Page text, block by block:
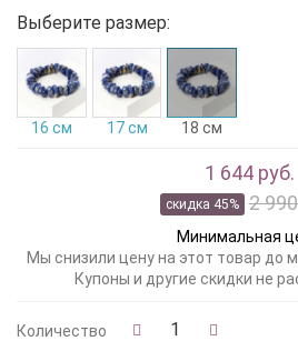
Выберите размер:
16 см 17 см 18 см
1 644 руб.
скидка 45% 2
Минимальная
Мы снизили цену на этот товар до
Купоны и другие скидки не
Количество